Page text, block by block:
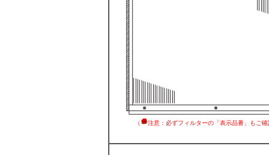
（ 注意：必ずフィルターの「表示品番」もご